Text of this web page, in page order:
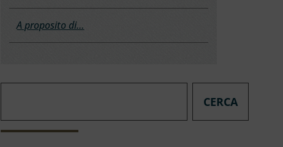
A proposito di…
CERCA